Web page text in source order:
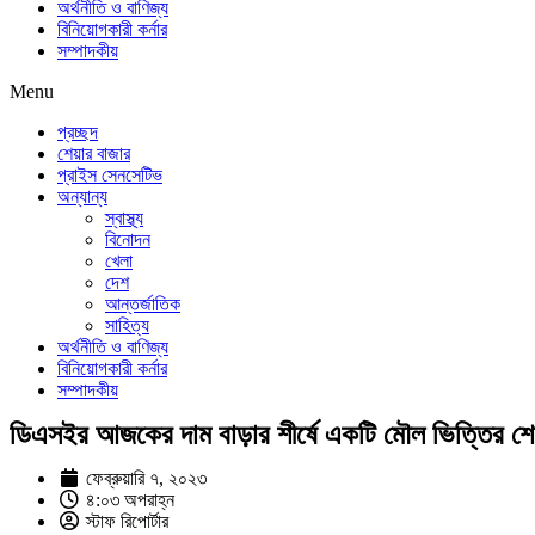
অর্থনীতি ও বাণিজ্য
বিনিয়োগকারী কর্নার
সম্পাদকীয়
Menu
প্রচ্ছদ
শেয়ার বাজার
প্রাইস সেনসেটিভ
অন্যান্য
স্বাস্থ্য
বিনোদন
খেলা
দেশ
আন্তর্জাতিক
সাহিত্য
অর্থনীতি ও বাণিজ্য
বিনিয়োগকারী কর্নার
সম্পাদকীয়
ডিএসইর আজকের দাম বাড়ার শীর্ষে একটি মৌল ভিত্তির
ফেব্রুয়ারি ৭, ২০২৩
৪:০৩ অপরাহ্ন
স্টাফ রিপোর্টার